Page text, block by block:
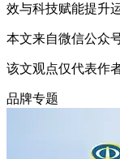
效与科技赋能提升
本文来自微信公众
该文观点仅代表作
品牌专题